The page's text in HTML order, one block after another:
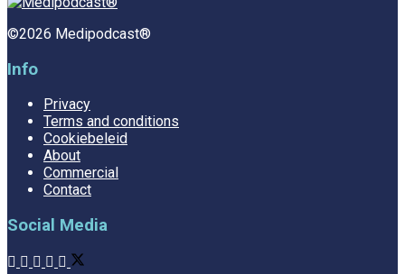
©2026 Medipodcast®
Info
Privacy
Terms and conditions
Cookiebeleid
About
Commercial
Contact
Social Media